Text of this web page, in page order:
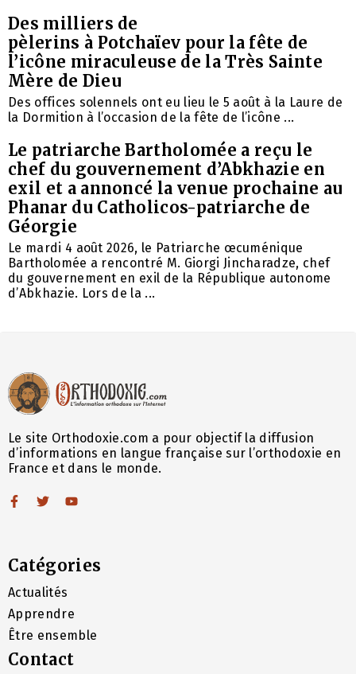
Des milliers de
pèlerins à Potchaïev pour la fête de
l’icône miraculeuse de la Très Sainte
Mère de Dieu
Des offices solennels ont eu lieu le 5 août à la Laure de
la Dormition à l’occasion de la fête de l’icône ...
Le patriarche Bartholomée a reçu le
chef du gouvernement d’Abkhazie en
exil et a annoncé la venue prochaine au
Phanar du Catholicos-patriarche de
Géorgie
Le mardi 4 août 2026, le Patriarche œcuménique
Bartholomée a rencontré M. Giorgi Jincharadze, chef
du gouvernement en exil de la République autonome
d’Abkhazie. Lors de la ...
Le site Orthodoxie.com a pour objectif la diffusion
d’informations en langue française sur l’orthodoxie en
France et dans le monde.
Catégories
Actualités
Apprendre
Être ensemble
Contact